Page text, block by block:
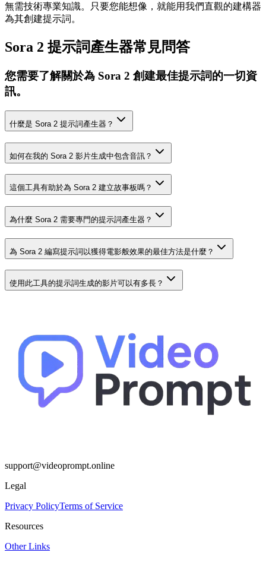
無需技術專業知識。只要您能想像，就能用我們直觀的建構器
為其創建提示詞。
Sora 2 提示詞產生器常見問答
您需要了解關於為 Sora 2 創建最佳提示詞的一切資
訊。
什麼是 Sora 2 提示詞產生器？
如何在我的 Sora 2 影片生成中包含音訊？
這個工具有助於為 Sora 2 建立故事板嗎？
為什麼 Sora 2 需要專門的提示詞產生器？
為 Sora 2 編寫提示詞以獲得電影般效果的最佳方法是什麼？
使用此工具的提示詞生成的影片可以有多長？
support@videoprompt.online
Legal
Privacy PolicyTerms of Service
Resources
Other Links